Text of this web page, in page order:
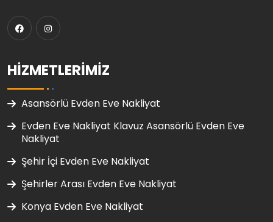
HIZMETLERIMIZ
Asansörlü Evden Eve Nakliyat
Evden Eve Nakliyat Klavuz Asansörlü Evden Eve
Nakliyat
Şehir İçi Evden Eve Nakliyat
Şehirler Arası Evden Eve Nakliyat
Konya Evden Eve Nakliyat